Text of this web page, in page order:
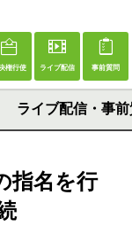
権行使 ライブ配信 事前質問
ライブ配信・事
指名を行